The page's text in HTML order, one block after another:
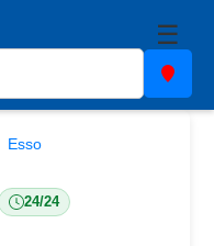
☰
Esso
24/24